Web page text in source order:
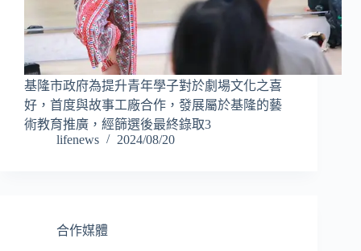
基隆市政府為提升青年學子對於劇場文化之喜
好，首度與故事工廠合作，發展屬於基隆的藝
術教育推廣，經篩選後最終錄取3
lifenews
2024/08/20
合作媒體